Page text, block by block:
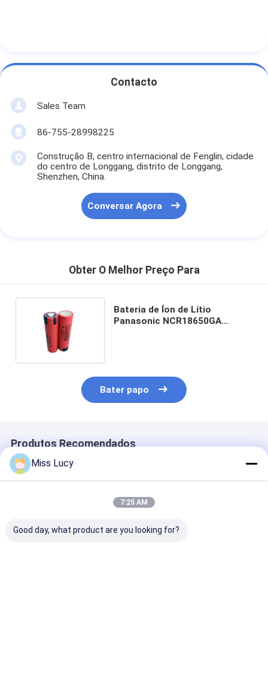
Contacto
Sales Team
86-755-28998225
Construção B, centro internacional de Fenglin, cidade
do centro de Longgang, distrito de Longgang,
Shenzhen, China.
Conversar Agora
Obter O Melhor Preço Para
Bateria de Íon de Lítio
Panasonic NCR18650GA
Bater papo
Produtos Recomendados
Miss Lucy
7:25 AM
Good day, what product are you looking for?